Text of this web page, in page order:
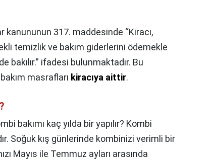
kanununun 317. maddesinde “Kiracı,
temizlik ve bakım giderlerini ödemekle
bakılır.” ifadesi bulunmaktadır. Bu
masrafları kiracıya aittir.
bakımı kaç yılda bir yapılır? Kombi
Soğuk kış günlerinde kombinizi verimli bir
Mayıs ile Temmuz ayları arasında